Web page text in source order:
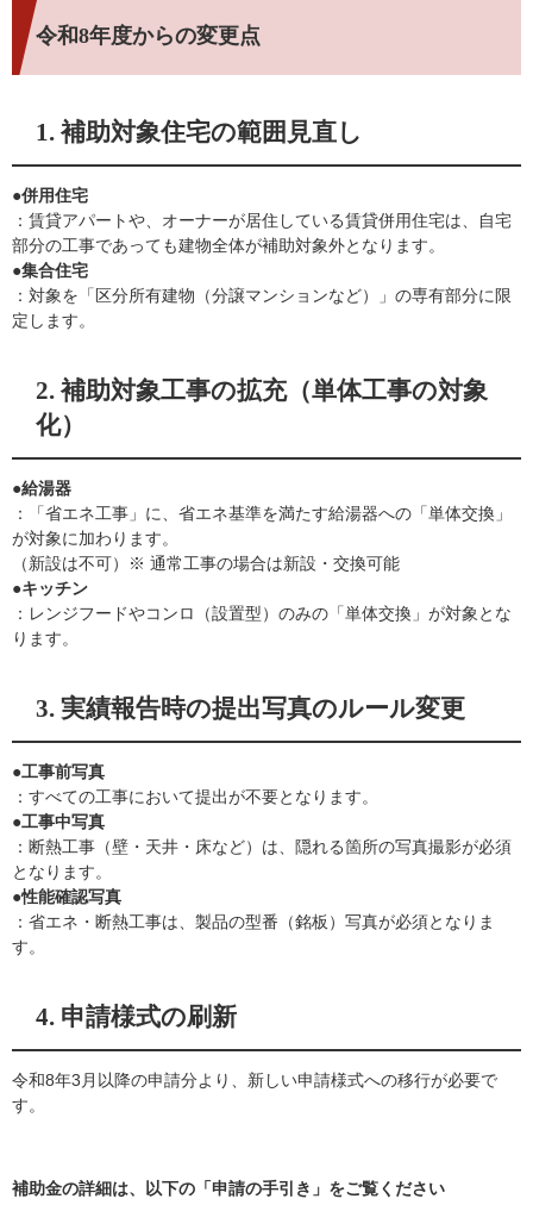
令和8年度からの変更点
1. 補助対象住宅の範囲見直し
●併用住宅
：賃貸アパートや、オーナーが居住している賃貸併用住宅は、自宅
部分の工事であっても建物全体が補助対象外となります。
●集合住宅
：対象を「区分所有建物（分譲マンションなど）」の専有部分に限
定します。
2. 補助対象工事の拡充（単体工事の対象
化）
●給湯器
：「省エネ工事」に、省エネ基準を満たす給湯器への「単体交換」
が対象に加わります。
（新設は不可）※ 通常工事の場合は新設・交換可能
●キッチン
：レンジフードやコンロ（設置型）のみの「単体交換」が対象とな
ります。
3. 実績報告時の提出写真のルール変更
●工事前写真
：すべての工事において提出が不要となります。
●工事中写真
：断熱工事（壁・天井・床など）は、隠れる箇所の写真撮影が必須
となります。
●性能確認写真
：省エネ・断熱工事は、製品の型番（銘板）写真が必須となりま
す。
4. 申請様式の刷新
令和8年3月以降の申請分より、新しい申請様式への移行が必要で
す。
補助金の詳細は、以下の「申請の手引き」をご覧ください